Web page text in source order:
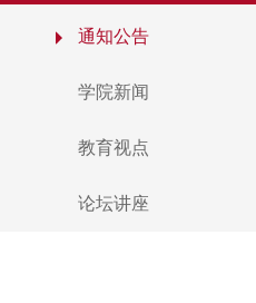
通知公告
学院新闻
教育视点
论坛讲座